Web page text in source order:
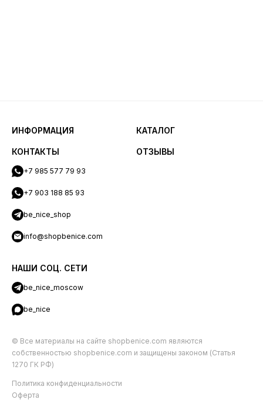
ИНФОРМАЦИЯ КАТАЛОГ
КОНТАКТЫ
+7 985 577 79 93
+7 903 188 85 93
be_nice_shop
info@shopbenice.com
НАШИ СОЦ. СЕТИ
be_nice_moscow
be_nice
ОТЗЫВЫ
© Все материалы на сайте shopbenice.com являются
собственностью shopbenice.com и защищены законом (Статья
1270 ГК РФ)
Политика конфиденциальности
Оферта